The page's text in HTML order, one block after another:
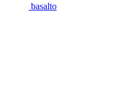
basalto